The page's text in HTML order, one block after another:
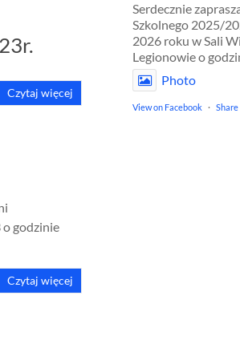
Czytaj więcej
o godzinie
Czytaj więcej
Serdecznie
Szkolnego 2025/
2026 roku w Sali
Legionowie o
Photo
View on Facebook · Share